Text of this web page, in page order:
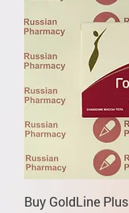
Buy GoldLine Plus